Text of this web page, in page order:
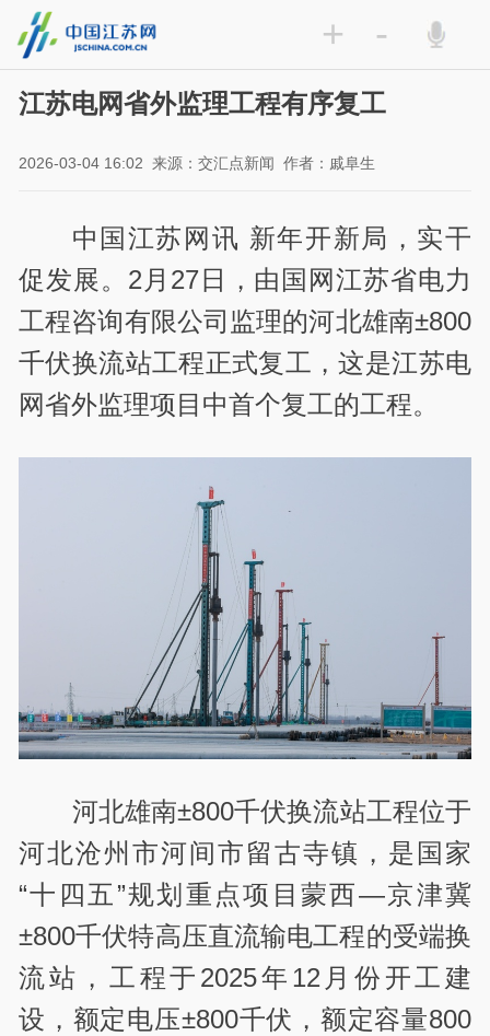
+ -
江苏电网省外监理工程有序复工
2026-03-04 16:02 来源：交汇点新闻 作者：戚阜生
中国江苏网讯 新年开新局，实干
促发展。2月27日，由国网江苏省电力
工程咨询有限公司监理的河北雄南±800
千伏换流站工程正式复工，这是江苏电
网省外监理项目中首个复工的工程。
河北雄南±800千伏换流站工程位于
河北沧州市河间市留古寺镇，是国家
“十四五”规划重点项目蒙西—京津冀
±800千伏特高压直流输电工程的受端换
流站，工程于2025年12月份开工建
设，额定电压±800千伏，额定容量800